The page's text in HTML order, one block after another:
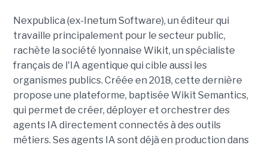
Nexpublica (ex-Inetum Software), un éditeur qui
travaille principalement pour le secteur public,
rachète la société lyonnaise Wikit, un spécialiste
français de l'IA agentique qui cible aussi les
organismes publics. Créée en 2018, cette dernière
propose une plateforme, baptisée Wikit Semantics,
qui permet de créer, déployer et orchestrer des
agents IA directement connectés à des outils
métiers. Ses agents IA sont déjà en production dans